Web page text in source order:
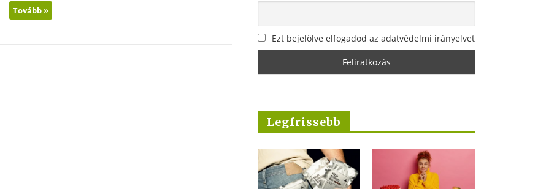
Tovább »
Ezt bejelölve elfogadod az adatvédelmi irányelvet
Legfrissebb